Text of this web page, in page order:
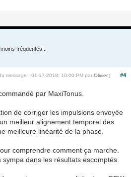
fréquentés...
#4
message : 01-17-2018, 10:00 PM par Olivier.)
par MaxiTonus.
de corriger les impulsions envoyée
meilleur alignement temporel des
meilleure linéarité de la phase.
comprendre comment ça marche.
dans les résultats escomptés.